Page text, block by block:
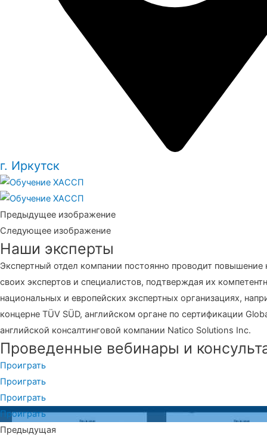
г. Иркутск
Предыдущее изображение
Следующее изображение
Наши эксперты
Экспертный отдел компании постоянно проводит повышение
своих экспертов и специалистов, подтверждая их
национальных и европейских экспертных организациях,
концерне TÜV SÜD, английском органе по сертификации
английской консалтинговой компании Natico Solutions Inc.
Проведенные вебинары и
Проиграть
Проиграть
Проиграть
Проиграть
Предыдущая